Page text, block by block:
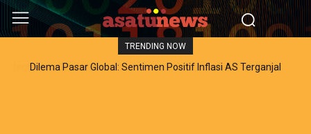
TRENDING NOW
Dilema Pasar Global: Sentimen Positif Inflasi AS Terganjal